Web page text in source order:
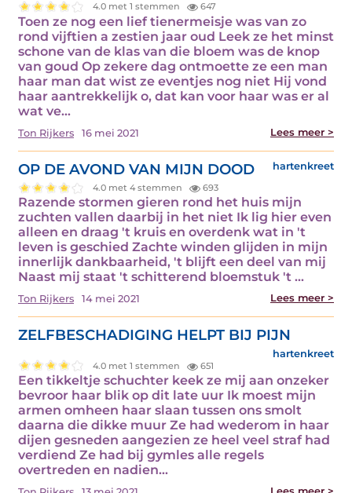
4.0 met 1 stemmen 647
Toen ze nog een lief tienermeisje was van zo
rond vijftien a zestien jaar oud Leek ze het minst
schone van de klas van die bloem was de knop
van goud Op zekere dag ontmoette ze een man
haar man dat wist ze eventjes nog niet Hij vond
haar aantrekkelijk o, dat kan voor haar was er al
wat ve...
Ton Rijkers 16 mei 2021 Lees meer >
OP DE AVOND VAN MIJN DOOD hartenkreet
4.0 met 4 stemmen 693
Razende stormen gieren rond het huis mijn
zuchten vallen daarbij in het niet Ik lig hier even
alleen en draag 't kruis en overdenk wat in 't
leven is geschied Zachte winden glijden in mijn
innerlijk dankbaarheid, 't blijft een deel van mij
Naast mij staat 't schitterend bloemstuk 't ...
Ton Rijkers 14 mei 2021 Lees meer >
ZELFBESCHADIGING HELPT BIJ PIJN
hartenkreet
4.0 met 1 stemmen 651
Een tikkeltje schuchter keek ze mij aan onzeker
bevroor haar blik op dit late uur Ik moest mijn
armen omheen haar slaan tussen ons smolt
daarna die dikke muur Ze had wederom in haar
dijen gesneden aangezien ze heel veel straf had
verdiend Ze had bij gymles alle regels
overtreden en nadien...